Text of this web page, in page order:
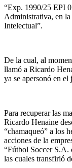
“Exp. 1990/25 EPI
Administrativa, en la
Intelectual”.
De la cual, al
llamó a Ricardo
ya se apersonó en el
Para recuperar las
Ricardo Henaine
“chamaqueó” a los
acciones de la
“Fútbol Soccer S.A.
las cuales transfirió